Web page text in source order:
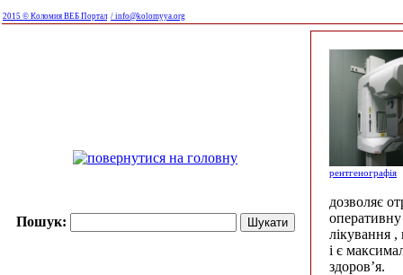
2015 © Коломия ВЕБ Портал / info@kolomyya.org
Пошук:
рентгенографія
дозволяє
лікування ,
і є
здоров’я.